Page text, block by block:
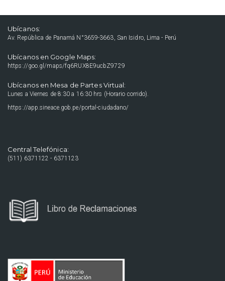
Ubícanos:
Av. República de Panamá N°3659-3663, San Isidro, Lima - Perú
Ubícanos en Google Maps:
https://goo.gl/maps/fq6RUX8E9ucbZ9729
Ubícanos en Mesa de Partes Virtual:
Lunes a Viernes de 8:30 a 16:30 hrs (Horario corrido).
https://app.sineace.gob.pe/portal-ciudadano/
Central Telefónica:
(511) 6371122 - 6371123